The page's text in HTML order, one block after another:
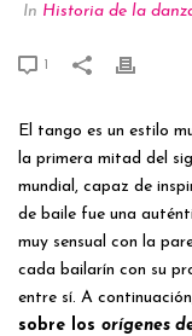
In Historia de la
El tango es un estilo
la primera mitad del
mundial, capaz de
de baile fue una
muy sensual con la
cada bailarín con su
entre sí. A
sobre los orígenes